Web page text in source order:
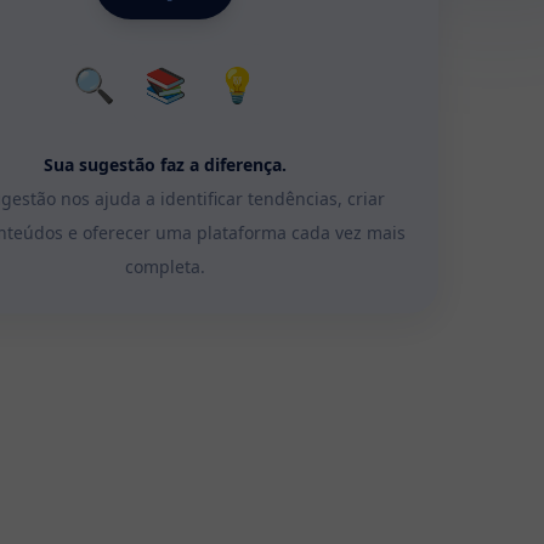
🔍 📚 💡
Sua sugestão faz a diferença.
nos ajuda a identificar tendências, criar
e oferecer uma plataforma cada vez mais
completa.